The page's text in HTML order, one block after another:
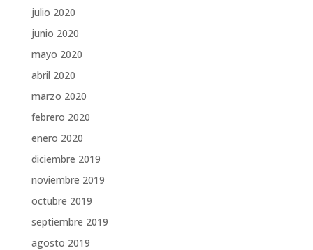
julio 2020
junio 2020
mayo 2020
abril 2020
marzo 2020
febrero 2020
enero 2020
diciembre 2019
noviembre 2019
octubre 2019
septiembre 2019
agosto 2019